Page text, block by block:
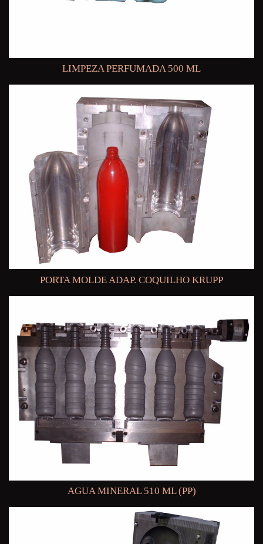
LIMPEZA PERFUMADA 500 ML
PORTA MOLDE ADAP. COQUILHO KRUPP
AGUA MINERAL 510 ML (PP)